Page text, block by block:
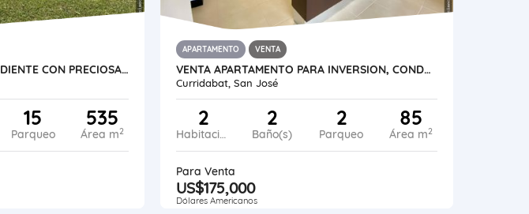
VENTA DE CASA INDEPENDIENTE CON PRECIOSA VISTA. SAN ISIDRO DE HEREDIA
15
Parqueo
535
Área m2
APARTAMENTO VENTA
VENTA APARTAMENTO PARA INVERSION, CONDOMINIO VILLA VERONA,GRANADILLA
Curridabat, San José
2
Habitaciones
2
Baño(s)
2
Parqueo
85
Área m2
Para Venta
US$175,000
Dólares Americanos